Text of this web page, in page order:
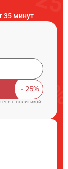
35 минут
cполитикой